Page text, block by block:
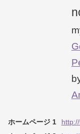
ホームページ 1